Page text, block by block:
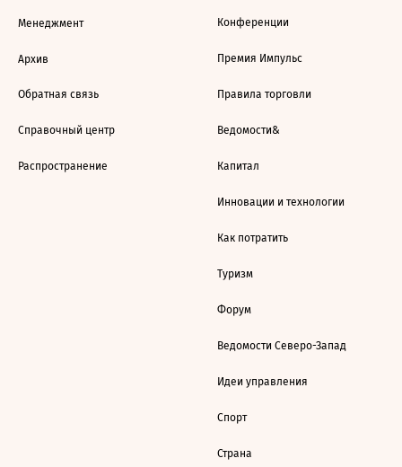
Менеджмент
Архив
Обратная связь
Справочный центр
Распространение
Конференции
Премия Импульс
Правила торговли
Ведомости&
Капитал
Инновации и технологии
Как потратить
Туризм
Форум
Ведомости Северо-Запад
Идеи управления
Спорт
Страна